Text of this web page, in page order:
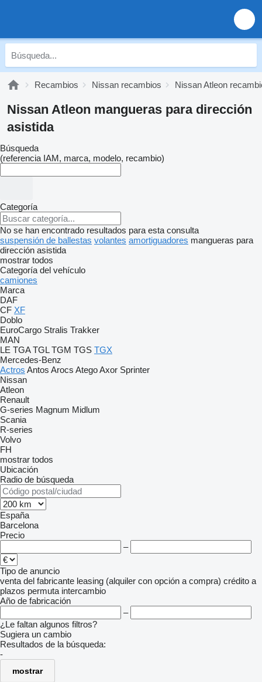
Recambios Nissan recambios Nissan Atleon
Nissan Atleon mangueras para dirección
asistida
Búsqueda
(referencia IAM, marca, modelo, recambio)
Categoría
No se han encontrado resultados para esta consulta
suspensión de ballestas volantes amortiguadores mangueras para
dirección asistida
mostrar todos
Categoría del vehículo
camiones
Marca
DAF
CF XF
Doblo
EuroCargo Stralis Trakker
MAN
LE TGA TGL TGM TGS TGX
Mercedes-Benz
Actros Antos Arocs AtegoAxor Sprinter
Nissan
Atleon
Renault
G-series Magnum Midlum
Scania
R-series
Volvo
FH
mostrar todos
Ubicación
Radio de búsqueda
España
Barcelona
Precio
–
Tipo de anuncio
venta del fabricante leasing (alquiler con opción a compra) crédito a
plazos permuta intercambio
Año de fabricación
–
¿Le faltan algunos filtros?
Sugiera un cambio
Resultados de la búsqueda:
-
mostrar